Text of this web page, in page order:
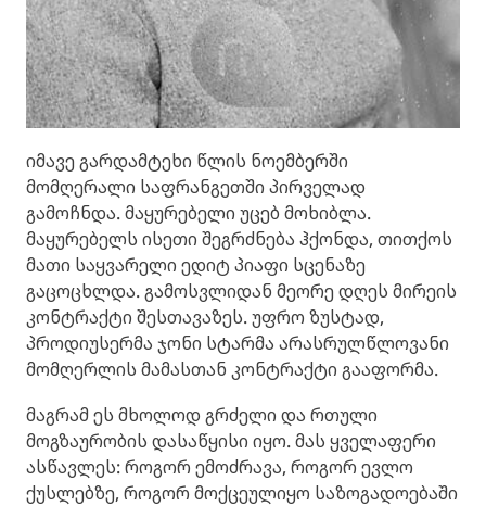
იმავე გარდამტეხი წლის ნოემბერში
მომღერალი საფრანგეთში პირველად
გამოჩნდა. მაყურებელი უცებ მოხიბლა.
მაყურებელს ისეთი შეგრძნება ჰქონდა, თითქოს
მათი საყვარელი ედიტ პიაფი სცენაზე
გაცოცხლდა. გამოსვლიდან მეორე დღეს მირეის
კონტრაქტი შესთავაზეს. უფრო ზუსტად,
პროდიუსერმა ჯონი სტარმა არასრულწლოვანი
მომღერლის მამასთან კონტრაქტი გააფორმა.
მაგრამ ეს მხოლოდ გრძელი და რთული
მოგზაურობის დასაწყისი იყო. მას ყველაფერი
ასწავლეს: როგორ ემოძრავა, როგორ ევლო
ქუსლებზე, როგორ მოქცეულიყო საზოგადოებაში